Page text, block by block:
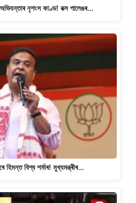
অভিযন্তাৰ নৃশংস কাণ্ড! বক্স পালেঙৰ…
হিমন্ত বিশ্ব শৰ্মাৰ! মুখ্যমন্ত্ৰীৰ…